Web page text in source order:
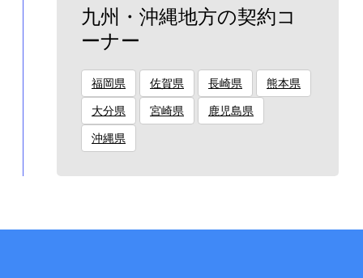
九州・沖縄地方の契約コ
ーナー
福岡県 佐賀県 長崎県 熊本県
大分県 宮崎県 鹿児島県
沖縄県